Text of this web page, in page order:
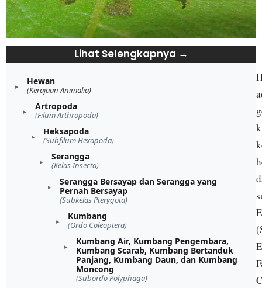
Lihat Selengkapnya →
Hewan
(Kerajaan Animalia)
Artropoda
(Filum Arthropoda)
Heksapoda
(Subfilum Hexapoda)
Serangga
(Kelas Insecta)
Serangga Bersayap dan Serangga yang
Pernah Bersayap
(Subkelas Pterygota)
Kumbang
(Ordo Coleoptera)
Kumbang Air, Kumbang Pengembara,
Kumbang Scarab, Kumbang Bertanduk
Panjang, Kumbang Daun, dan Kumbang
Moncong
(Subordo Polyphaga)